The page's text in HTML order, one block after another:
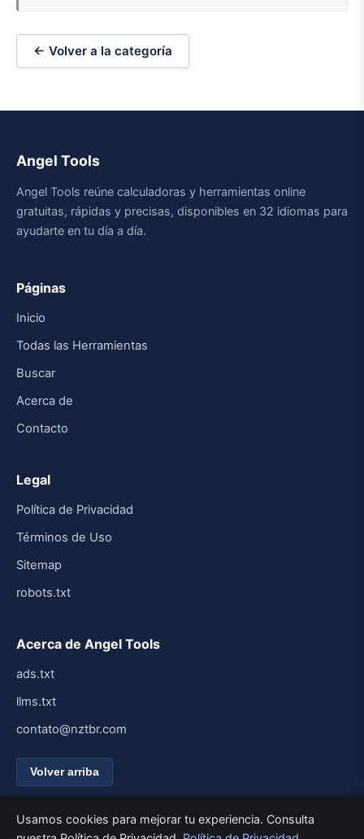
← Volver a la categoría
Angel Tools
Angel Tools reúne calculadoras y herramientas online
gratuitas, rápidas y precisas, disponibles en 32 idiomas para
ayudarte en tu día a día.
Páginas
Inicio
Todas las Herramientas
Buscar
Acerca de
Contacto
Legal
Política de Privacidad
Términos de Uso
Sitemap
robots.txt
Acerca de Angel Tools
ads.txt
llms.txt
contato@nztbr.com
Volver arriba
Usamos cookies para mejorar tu experiencia. Consulta